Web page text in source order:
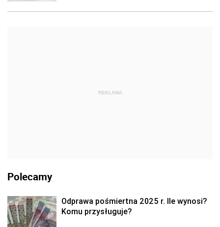
REKLAMA
Polecamy
Odprawa pośmiertna 2025 r. Ile wynosi?
Komu przysługuje?